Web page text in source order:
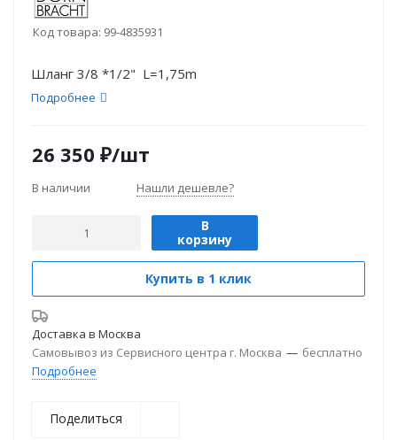
Код товара: 99-4835931
Шланг 3/8 *1/2" L=1,75m
Подробнее
26 350 ₽/шт
В наличии Нашли дешевле?
В
корзину
Купить в 1 клик
Доставка в Москва
Самовывоз из Сервисного центра г. Москва — бесплатно
Подробнее
Поделиться